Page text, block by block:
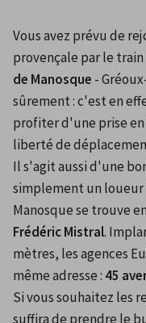
Vous avez prévu de
provençale par le train
de Manosque -
sûrement : c'est en
profiter d'une prise
liberté de
Il s'agit aussi d'une
simplement un loueur
Frédéric Mistral.
mètres, les agences
même adresse : 45
Si vous souhaitez les
suffira de prendre le